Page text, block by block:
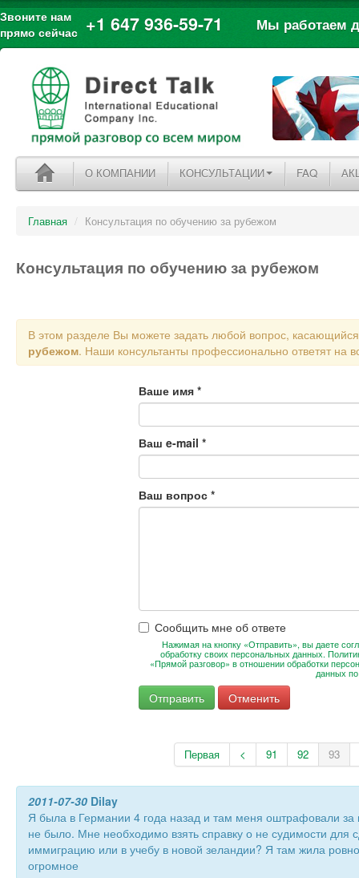
Звоните нам
прямо сейчас +1 647 936-59-71 Мы работаем
О КОМПАНИИ КОНСУЛЬТАЦИИ FAQ
Главная / Консультация по обучению за рубежом
Консультация по обучению за рубежом
В этом разделе Вы можете задать любой вопрос,
рубежом. Наши консультанты профессионально ответят на
Ваше имя *
Ваш e-mail *
Ваш вопрос *
Сообщить мне об ответе
Нажимая на кнопку «Отправить», вы даете
обработку своих персональных данных.
«Прямой разговор» в отношении обработки
данных
Первая < 91 92 93
2011-07-30 Dilay
Я была в Германии 4 года назад и там меня оштрафовали за
не было. Мне необходимо взять справку о не судимости для
иммиграцию или в учебу в новой зеландии? Я там жила
огромное